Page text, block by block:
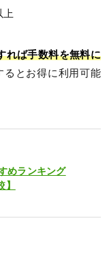
上
れば手数料を無料に
るとお得に利用可能
めランキング